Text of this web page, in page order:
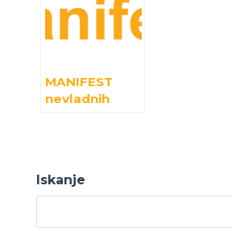
povezala
glasbo,
ustvarjalnost
MANIFEST
nevladnih
mednarodneg
a razvojnega
Iskanje